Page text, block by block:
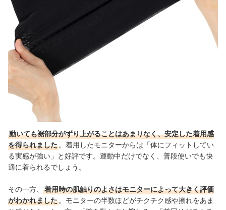
動いても裾部分がずり上がることはあまりなく、安定した着用感
を得られました 。着用したモニターからは「体にフィットしてい
る実感が強い」と好評です。運動中だけでなく、普段使いでも快
適に着られるでしょう。
その一方、
着用時の肌触りのよさはモニターによって大きく評価
がわかれました 。モニターの半数ほどがチクチク感や擦れをあま